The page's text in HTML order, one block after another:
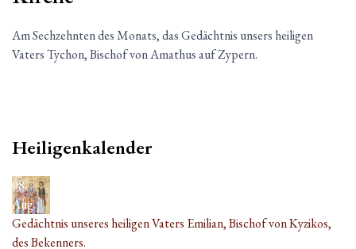
Am Sechzehnten des Monats, das Gedächtnis unsers heiligen
Vaters Tychon, Bischof von Amathus auf Zypern.
Heiligenkalender
08
Aug.
Gedächtnis unseres heiligen Vaters Emilian, Bischof von Kyzikos,
des Bekenners.